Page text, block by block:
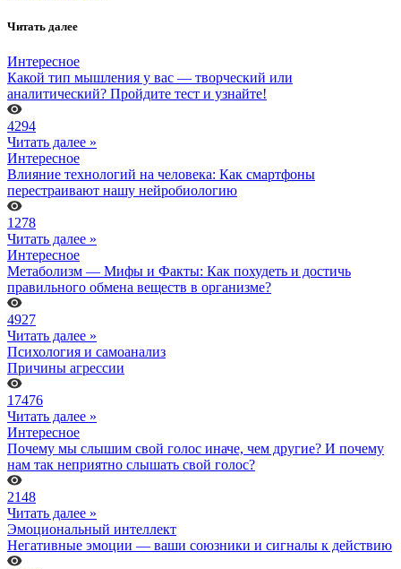
Читать далее
Интересное
Какой тип мышления у вас — творческий или
аналитический? Пройдите тест и узнайте!
4294
Читать далее »
Интересное
Влияние технологий на человека: Как смартфоны
перестраивают нашу нейробиологию
1278
Читать далее »
Интересное
Метаболизм — Мифы и Факты: Как похудеть и достичь
правильного обмена веществ в организме?
4927
Читать далее »
Психология и самоанализ
Причины агрессии
17476
Читать далее »
Интересное
Почему мы слышим свой голос иначе, чем другие? И почему
нам так неприятно слышать свой голос?
2148
Читать далее »
Эмоциональный интеллект
Негативные эмоции — ваши союзники и сигналы к действию